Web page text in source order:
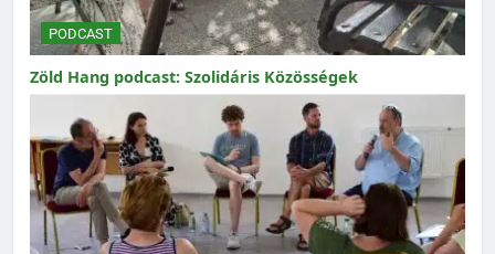
PODCAST
Zöld Hang podcast: Szolidáris Közösségek